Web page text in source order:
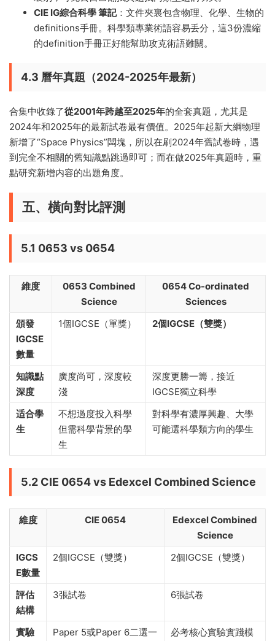
CIE IG綜合科學 筆記：文件夾裏包含物理、化學、生物的
definitions手冊。科學類專業術語容易丢分，這3份濃縮
的definition手冊正好能幫助攻克術語難關。
4.3 曆年真題（2024-2025年最新）
合集中收錄了從2001年跨越至2025年的全套真題，尤其是
2024年和2025年的最新試卷最有價值。2025年起新大綱物理
新增了“Space Physics”闆塊，所以在刷2024年舊試卷時，遇
到完全不相關的舊知識點跳過即可；而在做2025年真題時，重
點研究新增内容的出題角度。
五、橫向對比評測
5.1 0653 vs 0654
維度
0653 Combined
Science
0654 Co-ordinated
Sciences
頒發
IGCSE
數量
1個IGCSE（單獎） 2個IGCSE（雙獎）
知識點
深度
廣度尚可，深度較
淺
深度更勝一籌，接近
IGCSE獨立科學
适合學
生
不想過度投入科學
但需科學背景的學
生
對科學有濃厚興趣、大學
可能選科學類方向的學生
5.2 CIE 0654 vs Edexcel Combined Science
維度 CIE 0654
Edexcel Combined
Science
IGCS
E數量
2個IGCSE（雙獎） 2個IGCSE（雙獎）
評估
結構
3張試卷 6張試卷
實驗
Paper 5或Paper 6二選一
必考核心實驗實踐模